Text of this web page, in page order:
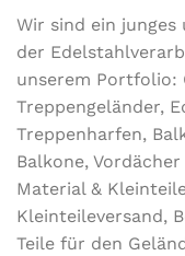
Wir sind ein junges
der
unserem Portfolio:
Treppengeländer,
Treppenharfen,
Balkone,
Material &
Kleinteileversand,
Teile für den